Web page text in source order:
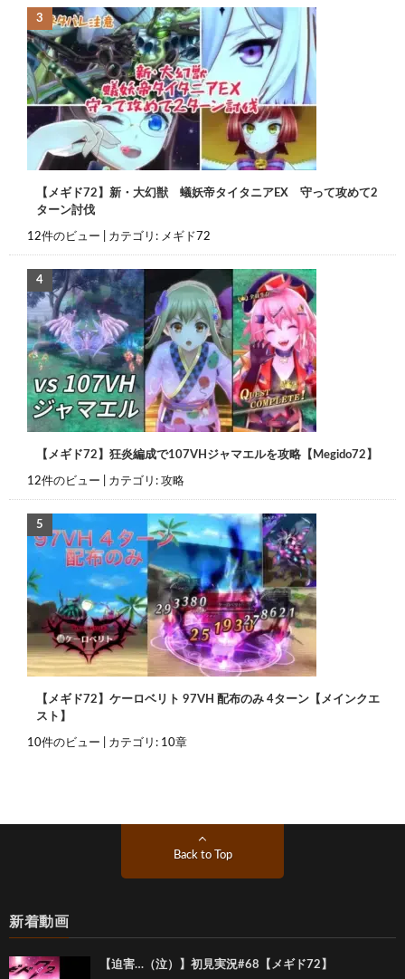
【メギド72】新・大幻獣 蟻妖帝タイタニアEX 守って攻めて2
ターン討伐
12件のビュー カテゴリ: メギド72
【メギド72】狂炎編成で107VHジャマエルを攻略【Megido72】
12件のビュー カテゴリ: 攻略
【メギド72】ケーロベリト 97VH 配布のみ 4ターン【メインクエ
スト】
10件のビュー カテゴリ: 10章
Back to Top
新着動画
【迫害…（泣）】初見実況#68【メギド72】